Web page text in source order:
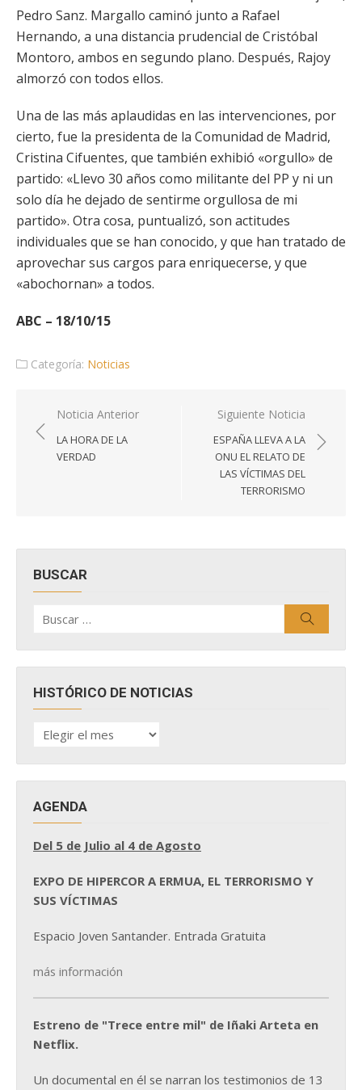
Pedro Sanz. Margallo caminó junto a Rafael
Hernando, a una distancia prudencial de Cristóbal
Montoro, ambos en segundo plano. Después, Rajoy
almorzó con todos ellos.
Una de las más aplaudidas en las intervenciones, por
cierto, fue la presidenta de la Comunidad de Madrid,
Cristina Cifuentes, que también exhibió «orgullo» de
partido: «Llevo 30 años como militante del PP y ni un
solo día he dejado de sentirme orgullosa de mi
partido». Otra cosa, puntualizó, son actitudes
individuales que se han conocido, y que han tratado de
aprovechar sus cargos para enriquecerse, y que
«abochornan» a todos.
ABC – 18/10/15
Categoría: Noticias
Navegación
de
entradas
Noticia Anterior
LA HORA DE LA
VERDAD
Siguiente Noticia
ESPAÑA LLEVA A LA
ONU EL RELATO DE
LAS VÍCTIMAS DEL
TERRORISMO
BUSCAR
por:
HISTÓRICO DE NOTICIAS
HISTÓRICO
DE
AGENDA
Del 5 de Julio al 4 de Agosto
EXPO DE HIPERCOR A ERMUA, EL TERRORISMO Y
SUS VÍCTIMAS
Espacio Joven Santander. Entrada Gratuita
más información
Estreno de "Trece entre mil" de Iñaki Arteta en
Netflix.
Un documental en él se narran los testimonios de 13